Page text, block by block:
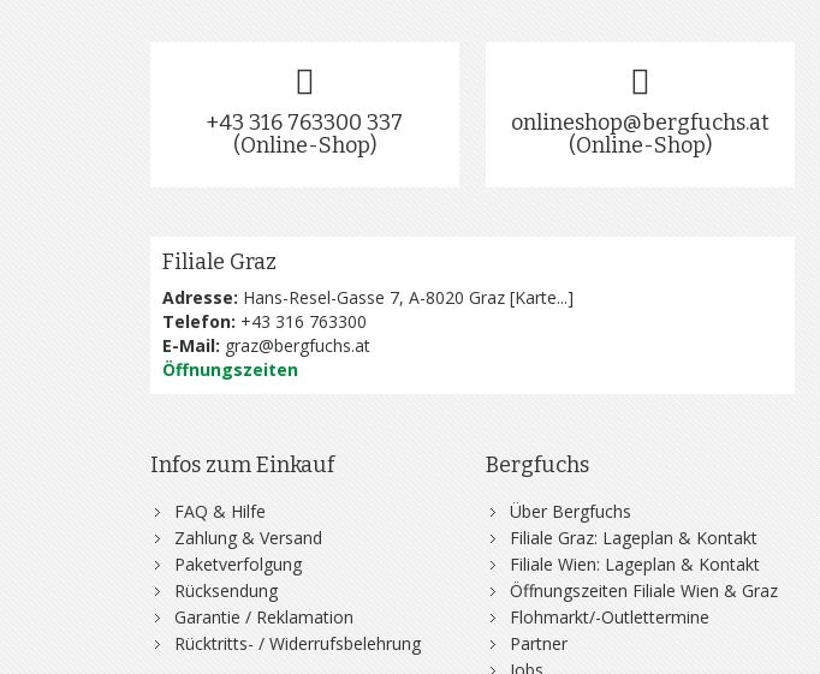
+43 316 763300 337
(Online-Shop)
onlineshop@bergfuchs.at
(Online-Shop)
Filiale Graz
Adresse: Hans-Resel-Gasse 7, A-8020 Graz [Karte...]
Telefon: +43 316 763300
E-Mail: graz@bergfuchs.at
Öffnungszeiten
Infos zum Einkauf
FAQ & Hilfe
Zahlung & Versand
Paketverfolgung
Rücksendung
Garantie / Reklamation
Rücktritts- / Widerrufsbelehrung
Bergfuchs
Über Bergfuchs
Filiale Graz: Lageplan & Kontakt
Filiale Wien: Lageplan & Kontakt
Öffnungszeiten Filiale Wien & Graz
Flohmarkt/-Outlettermine
Partner